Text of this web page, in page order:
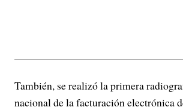
También, se realizó la primera
nacional de la facturación electrónica